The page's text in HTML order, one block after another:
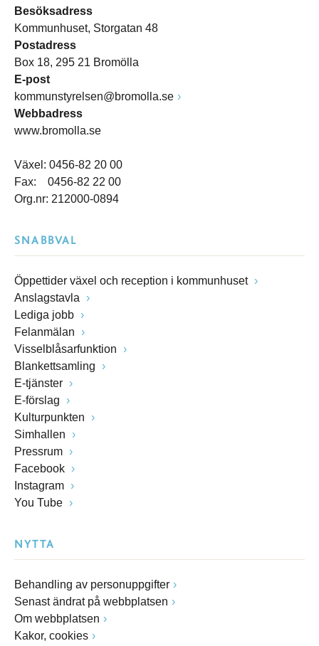
Besöksadress
Kommunhuset, Storgatan 48
Postadress
Box 18, 295 21 Bromölla
E-post
kommunstyrelsen@bromolla.se
Webbadress
www.bromolla.se
Växel: 0456-82 20 00
Fax: 0456-82 22 00
Org.nr: 212000-0894
SNABBVAL
Öppettider växel och reception i kommunhuset
Anslagstavla
Lediga jobb
Felanmälan
Visselblåsarfunktion
Blankettsamling
E-tjänster
E-förslag
Kulturpunkten
Simhallen
Pressrum
Facebook
Instagram
You Tube
NYTTA
Behandling av personuppgifter
Senast ändrat på webbplatsen
Om webbplatsen
Kakor, cookies